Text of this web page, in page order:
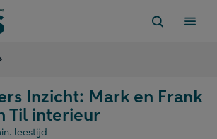
en
Frank
van
Inzicht: Mark en Frank
Til interieur
leestijd